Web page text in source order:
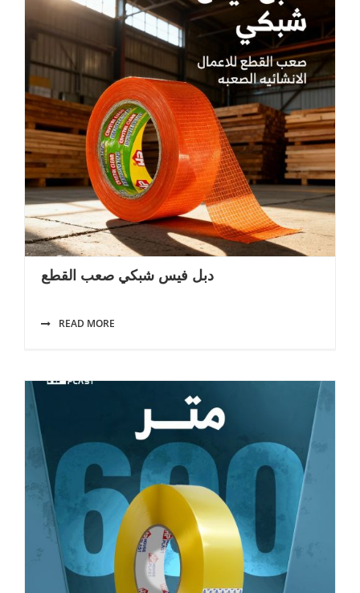
دبل فيس شبكي صعب القطع
READ MORE